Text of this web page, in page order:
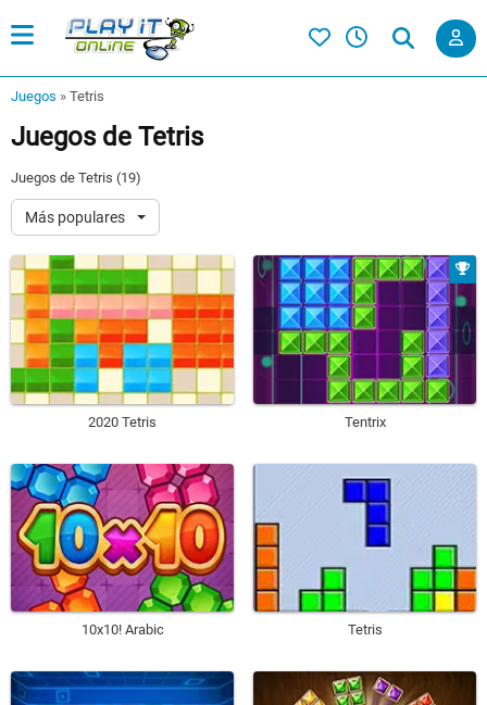
Juegos » Tetris
Juegos de Tetris
Juegos de Tetris (19)
Más populares
2020 Tetris Tentrix
10x10! Arabic Tetris